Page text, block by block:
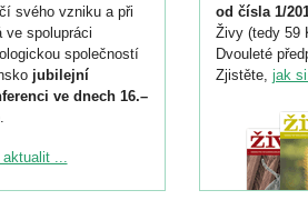
svého vzniku a při
ve spolupráci
společností
jubilejní
ve dnech 16.–
.
ke konferenci
...
od čísla 1/
Živy (tedy 59
Dvouleté
Zjistěte, jak